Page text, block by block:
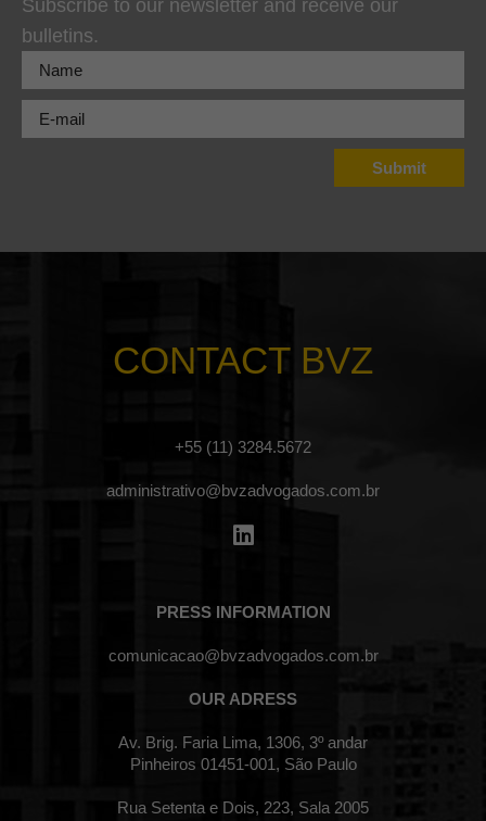
Subscribe to our newsletter and receive our
bulletins.
CONTACT BVZ
+55 (11) 3284.5672
administrativo@bvzadvogados.com.br
PRESS INFORMATION
comunicacao@bvzadvogados.com.br
OUR ADRESS
Av. Brig. Faria Lima, 1306, 3º andar
Pinheiros 01451-001, São Paulo
Rua Setenta e Dois, 223, Sala 2005